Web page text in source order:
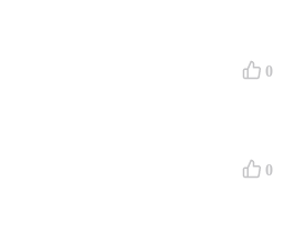
0
0